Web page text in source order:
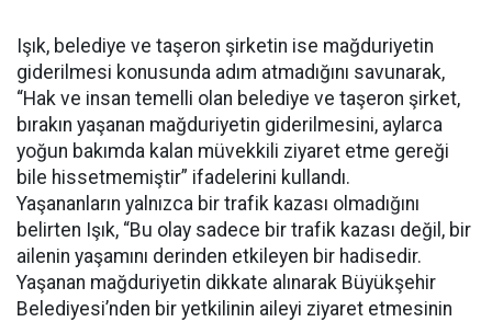
Işık, belediye ve taşeron şirketin ise mağduriyetin
giderilmesi konusunda adım atmadığını savunarak,
“Hak ve insan temelli olan belediye ve taşeron şirket,
bırakın yaşanan mağduriyetin giderilmesini, aylarca
yoğun bakımda kalan müvekkili ziyaret etme gereği
bile hissetmemiştir” ifadelerini kullandı.
Yaşananların yalnızca bir trafik kazası olmadığını
belirten Işık, “Bu olay sadece bir trafik kazası değil, bir
ailenin yaşamını derinden etkileyen bir hadisedir.
Yaşanan mağduriyetin dikkate alınarak Büyükşehir
Belediyesi’nden bir yetkilinin aileyi ziyaret etmesinin